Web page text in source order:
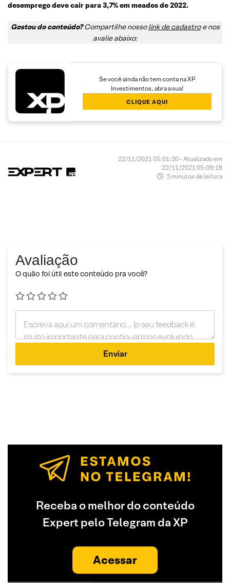
desemprego deve cair para 3,7% em meados de 2022.
Gostou do conteúdo?Compartilhe nossolink de cadastroe nos
avalie abaixo:
Se você ainda não tem conta na XP
Investimentos, abra a sua!
CLIQUE AQUI
22/11/2021 05:01:30 • Atualizado em
22/11/2021 05:09:18
5 minutos de leitura
Avaliação
O quão foi útil este conteúdo pra você?
Enviar
Receba o melhor do conteúdo
Expert pelo Telegram da XP
Acessar